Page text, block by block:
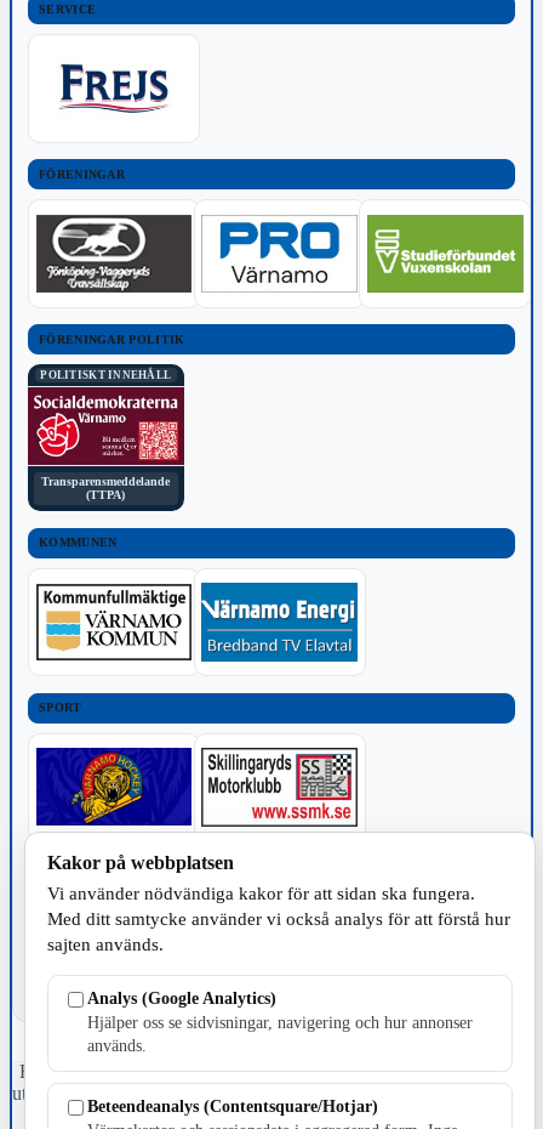
SERVICE
FÖRENINGAR
FÖRENINGAR POLITIK
POLITISKT INNEHÅLL
Transparensmeddelande
(TTPA)
KOMMUNEN
SPORT
TILLVERKNING
Fristående webbtidningsföretag grundat 1991 som sedan 2002 ger
ut tidningen Skillingaryd.nu och 2010 lanserades Värnamo.nu. Från
april 2026 omfattar Skillingaryd.nu tre kommuner: Gnosjö,
Kakor på webbplatsen
Vi använder nödvändiga kakor för att sidan ska fungera.
Med ditt samtycke använder vi också analys för att förstå hur
sajten används.
Analys (Google Analytics)
Hjälper oss se sidvisningar, navigering och hur annonser
används.
Beteendeanalys (Contentsquare/Hotjar)